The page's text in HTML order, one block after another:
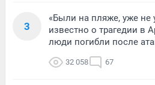
3
«Были на пляже, уже не
известно о трагедии в
люди погибли после
32 058 67